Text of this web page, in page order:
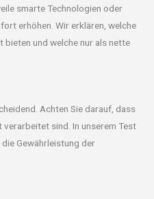
smarte Technologien oder
erhöhen. Wir erklären, welche
bieten und welche nur als nette
Achten Sie darauf, dass
sind. In unserem Test
Gewährleistung der